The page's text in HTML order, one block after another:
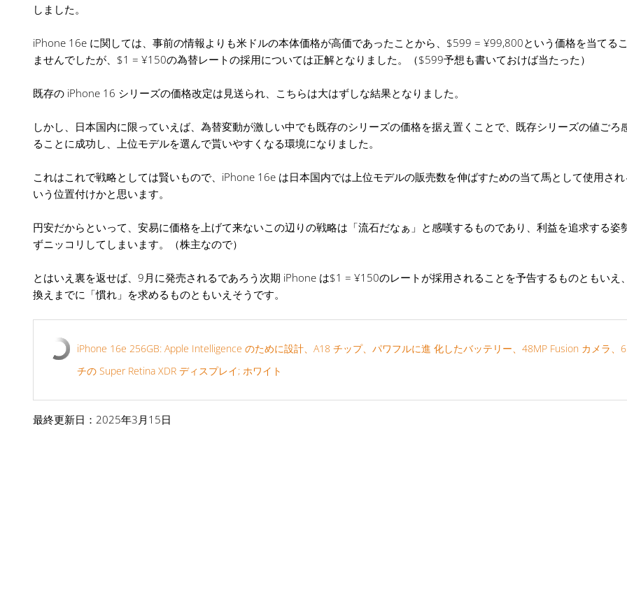
しました。
iPhone 16e に関しては、事前の情報よりも米ドルの本体価格が高価であったことから、$599 = ¥99,800という価格を当てる
ませんでしたが、$1 = ¥150の為替レートの採用については正解となりました。（$599予想も書いておけば当たった）
既存の iPhone 16 シリーズの価格改定は見送られ、こちらは大はずしな結果となりました。
しかし、日本国内に限っていえば、為替変動が激しい中でも既存のシリーズの価格を据え置くことで、既存シリーズの値ごろ
ることに成功し、上位モデルを選んで貰いやすくなる環境になりました。
これはこれで戦略としては賢いもので、iPhone 16e は日本国内では上位モデルの販売数を伸ばすための当て馬として使用され
いう位置付けかと思います。
円安だからといって、安易に価格を上げて来ないこの辺りの戦略は「流石だなぁ」と感嘆するものであり、利益を追求する姿
ずニッコリしてしまいます。（株主なので）
とはいえ裏を返せば、9月に発売されるであろう次期 iPhone は$1 = ¥150のレートが採用されることを予告するものともいえ
換えまでに「慣れ」を求めるものともいえそうです。
iPhone 16e 256GB: Apple Intelligence のために設計、A18 チップ、パワフルに進 化したバッテリー、48MP Fusion カメラ、
チの Super Retina XDR ディスプレイ; ホワイト
最終更新日：2025年3月15日